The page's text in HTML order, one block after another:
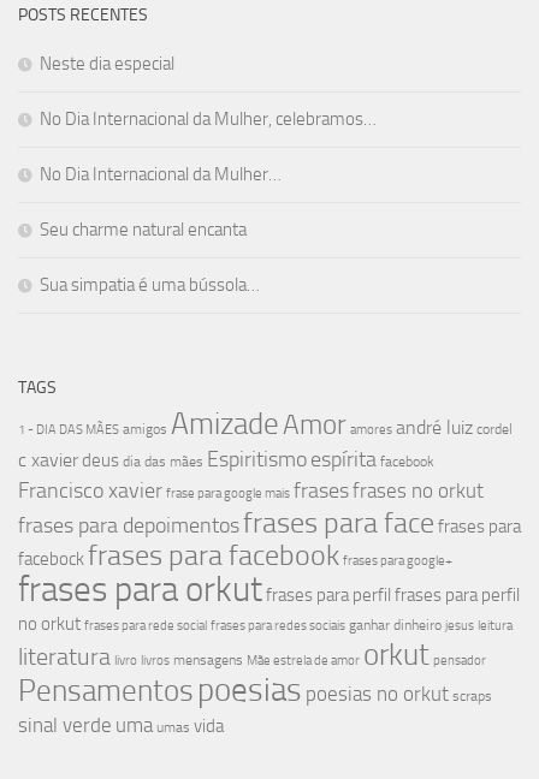
POSTS RECENTES
Neste dia especial
No Dia Internacional da Mulher, celebramos…
No Dia Internacional da Mulher…
Seu charme natural encanta
Sua simpatia é uma bússola…
TAGS
1 - DIA DAS MÃES amigos AmizadeAmor amores andré luiz cordel
c xavier deus dia das mães Espiritismoespírita facebook
Francisco xavier frase para google mais frasesfrases no orkut
frases para depoimentosfrases para face frases para
facebockfrases para facebook frases para google+
frases para orkutfrases para perfil frases para perfil
no orkut frases para rede social frases para redes sociais ganhar dinheiro jesus leitura
literatura livro livros mensagens Mãe estrela de amor orkut pensador
Pensamentospoesias poesias no orkut scraps
sinal verde uma umas vida